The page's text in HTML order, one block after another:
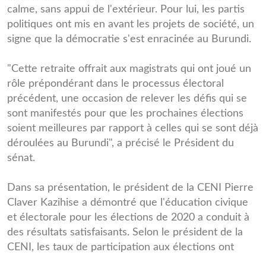
calme, sans appui de l'extérieur. Pour lui, les partis
politiques ont mis en avant les projets de société, un
signe que la démocratie s'est enracinée au Burundi.
"Cette retraite offrait aux magistrats qui ont joué un
rôle prépondérant dans le processus électoral
précédent, une occasion de relever les défis qui se
sont manifestés pour que les prochaines élections
soient meilleures par rapport à celles qui se sont déjà
déroulées au Burundi", a précisé le Président du
sénat.
Dans sa présentation, le président de la CENI Pierre
Claver Kazihise a démontré que l'éducation civique
et électorale pour les élections de 2020 a conduit à
des résultats satisfaisants. Selon le président de la
CENI, les taux de participation aux élections ont